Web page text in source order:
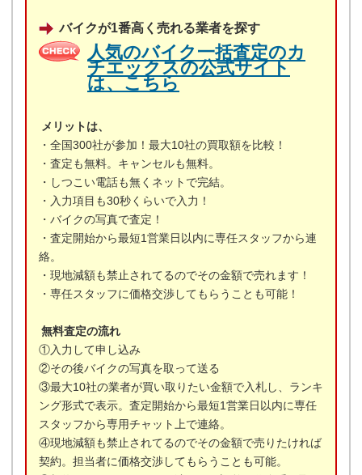
バイクが1番高く売れる業者を探す
人気のバイク一括査定のカ
チエックスの公式サイト
は、こちら
メリットは、
・全国300社が参加！最大10社の買取額を比較！
・査定も無料。キャンセルも無料。
・しつこい電話も無くネットで完結。
・入力項目も30秒くらいで入力！
・バイクの写真で査定！
・査定開始から最短1営業日以内に専任スタッフから連
絡。
・現地減額も禁止されてるのでその金額で売れます！
・専任スタッフに価格交渉してもらうことも可能！
無料査定の流れ
①入力して申し込み
②その後バイクの写真を取って送る
③最大10社の業者が買い取りたい金額で入札し、ランキ
ング形式で表示。査定開始から最短1営業日以内に専任
スタッフから専用チャット上で連絡。
④現地減額も禁止されてるのでその金額で売りたければ
契約。担当者に価格交渉してもらうことも可能。